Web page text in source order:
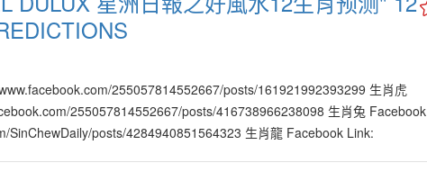
也将有所提升，譬如橡胶、棕油、家具、蔬果、医药、保健、教育、环保
产品也通过与新平台相互连接，将开发出无数新领域与新商机，为市场注
产品与服务将在2021年，继续带动全球市场的逐步复苏，在各行各业里
自然地与高科技结合并衍生出更人性化、个性化，有助于提升生活品质的
结合与应用，被引领到另一层面，进而发展出更大的商机，消费者的购买
现不足的人或公司，应该把握这段出现转机的时期，尽快调整步伐，重新
255057814552667/posts/161921992393299 生肖虎
255057814552667/posts/416738966238098 生肖兔 Facebook
SinChewDaily/posts/4284940851564323 生肖龍 Facebook Link: